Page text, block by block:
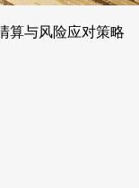
算与风险应对策略